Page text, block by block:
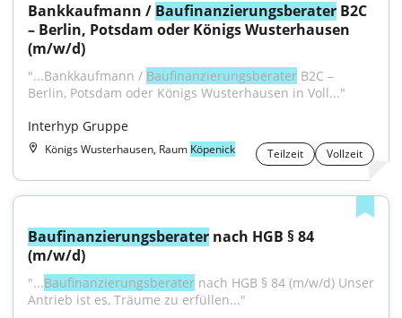
Bankkaufmann / Baufinanzierungsberater B2C
– Berlin, Potsdam oder Königs Wusterhausen
(m/w/d)
"...Bankkaufmann / Baufinanzierungsberater B2C –
Berlin, Potsdam oder Königs Wusterhausen in Voll..."
Interhyp Gruppe
Königs Wusterhausen, Raum Köpenick Teilzeit Vollzeit
Baufinanzierungsberater nach HGB § 84
(m/w/d)
"...Baufinanzierungsberater nach HGB § 84 (m/w/d) Unser
Antrieb ist es, Träume zu erfüllen..."